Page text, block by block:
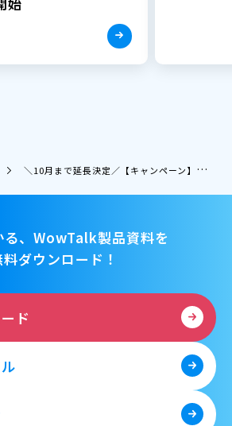
＼10月まで延長決定／【キャンペーン】業務効率化！新機能で働き方改革応援祭！Amazonギフト券プレゼント＆最大3ヶ月無料体験
る、WowTalk製品資料を
ダウンロード！
ド